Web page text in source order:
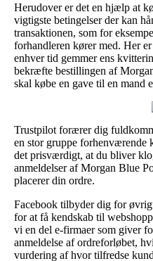
Herudover er det en hjælp at
vigtigste betingelser der kan
transaktionen, som for
forhandleren kører med. Her
enhver tid gemmer ens
bekræfte bestillingen af
skal købe en gave til en mand
Trustpilot forærer dig
en stor gruppe forhenværende
det prisværdigt, at du bliver
anmeldelser af Morgan Blue
placerer din ordre.
Facebook tilbyder dig for
for at få kendskab til
vi en del e-firmaer som giver
anmeldelse af ordreforløbet,
vurdering af hvor tilfredse